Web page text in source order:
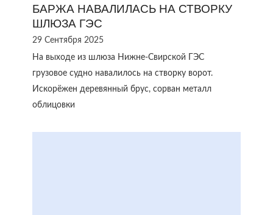
БАРЖА НАВАЛИЛАСЬ НА СТВОРКУ
ШЛЮЗА ГЭС
29 Сентября 2025
На выходе из шлюза Нижне-Свирской ГЭС
грузовое судно навалилось на створку ворот.
Искорёжен деревянный брус, сорван металл
облицовки